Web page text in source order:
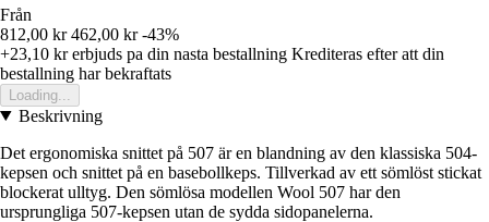
Från
812,00 kr 462,00 kr -43%
+23,10 krerbjuds pa din nasta bestallning Krediteras efter att din
bestallning har bekraftats
Loading...
Beskrivning
Det ergonomiska snittet på 507 är en blandning av den klassiska 504-
kepsen och snittet på en basebollkeps. Tillverkad av ett sömlöst stickat
blockerat ulltyg. Den sömlösa modellen Wool 507 har den
ursprungliga 507-kepsen utan de sydda sidopanelerna.